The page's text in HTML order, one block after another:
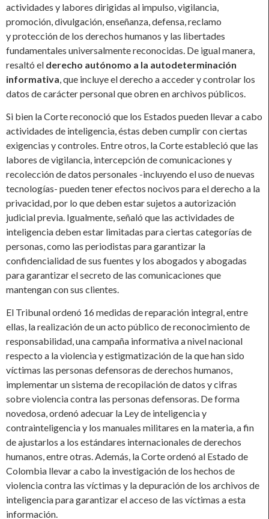
actividades y labores dirigidas al impulso, vigilancia,
promoción, divulgación, enseñanza, defensa, reclamo
y protección de los derechos humanos y las libertades
fundamentales universalmente reconocidas. De igual manera,
resaltó el derecho autónomo a la autodeterminación
informativa , que incluye el derecho a acceder y controlar los
datos de carácter personal que obren en archivos públicos.
Si bien la Corte reconoció que los Estados pueden llevar a cabo
actividades de inteligencia, éstas deben cumplir con ciertas
exigencias y controles. Entre otros, la Corte estableció que las
labores de vigilancia, intercepción de comunicaciones y
recolección de datos personales -incluyendo el uso de nuevas
tecnologías- pueden tener efectos nocivos para el derecho a la
privacidad, por lo que deben estar sujetos a autorización
judicial previa. Igualmente, señaló que las actividades de
inteligencia deben estar limitadas para ciertas categorías de
personas, como las periodistas para garantizar la
confidencialidad de sus fuentes y los abogados y abogadas
para garantizar el secreto de las comunicaciones que
mantengan con sus clientes.
El Tribunal ordenó 16 medidas de reparación integral, entre
ellas, la realización de un acto público de reconocimiento de
responsabilidad, una campaña informativa a nivel nacional
respecto a la violencia y estigmatización de la que han sido
víctimas las personas defensoras de derechos humanos,
implementar un sistema de recopilación de datos y cifras
sobre violencia contra las personas defensoras. De forma
novedosa, ordenó adecuar la Ley de inteligencia y
contrainteligencia y los manuales militares en la materia, a fin
de ajustarlos a los estándares internacionales de derechos
humanos, entre otras. Además, la Corte ordenó al Estado de
Colombia llevar a cabo la investigación de los hechos de
violencia contra las víctimas y la depuración de los archivos de
inteligencia para garantizar el acceso de las víctimas a esta
información.